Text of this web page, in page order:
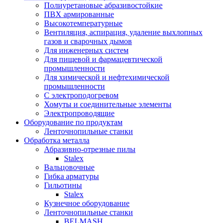
Полиуретановые абразивостойкие
ПВХ армированные
Высокотемпературные
Вентиляция, аспирация, удаление выхлопных
газов и сварочных дымов
Для инженерных систем
Для пищевой и фармацевтической
промышленности
Для химической и нефтехимической
промышленности
С электроподогревом
Хомуты и соединительные элементы
Электропроводящие
Оборудование по продуктам
Ленточнопильные станки
Обработка металла
Абразивно-отрезные пилы
Stalex
Вальцовочные
Гибка арматуры
Гильотины
Stalex
Кузнечное оборудование
Ленточнопильные станки